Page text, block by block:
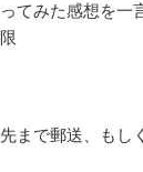
てみた感想を一
まで郵送、もし